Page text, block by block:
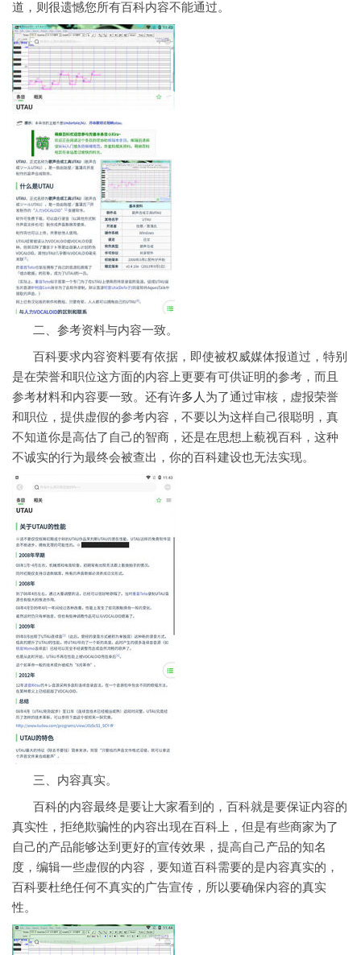
道，则很遗憾您所有百科内容不能通过。
二、参考资料与内容一致。
百科要求内容资料要有依据，即使被权威媒体报道过，特别
是在荣誉和职位这方面的内容上更要有可供证明的参考，而且
参考材料和内容要一致。还有许多人 为了通过审核，虚报荣誉
和职位，提供虚假的参考内容，不要以为这样自己很聪明，真
不知道你是高估了自己的智商，还是在思想上藐视百科，这种
不诚实的行为最终会被查出，你的百科建设也无法实现。
三、内容真实。
百科的内容最终是要让大家看到的，百科就是要保证内容的
真实性，拒绝欺骗性的内容出现在百科上，但是有些商家为了
自己的产品能够达到更好的宣传效果，提高自己产品的知名
度，编辑一些虚假的内容，要知道百科需要的是内容真实的，
百科要杜绝任何不真实的广告宣传，所以要确保内容的真实
性。